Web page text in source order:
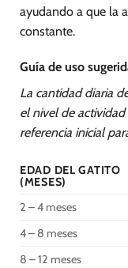
ayudando a que la
constante.
Guía de uso
La cantidad diaria
el nivel de
referencia inicial
EDAD DEL GATITO
(MESES)
2 – 4 meses
4 – 8 meses
8 – 12 meses